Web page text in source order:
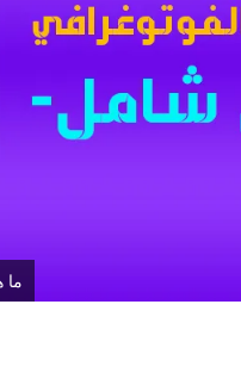
ما